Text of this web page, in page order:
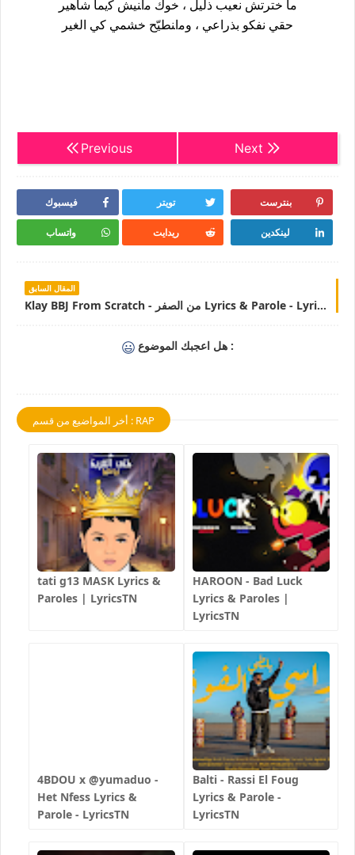
ﻣﺎ ﺧﺘﺮﺗﺶ ﻧﻌﻴﺐ ﺫﻟﻴﻞ ، ﺧﻮﻙ ﻣاﻨﻴﺶ ﻛيما ﺷﺎﻫﻴﺮ
ﺣﻘﻲ ﻧﻔﻜﻮ ﺑﺬﺭﺍﻋﻲ ، ﻭﻣاﻨﻄﻴّﺢ ﺧﺸﻤﻲ كي اﻟﻐﻴﺮ
Previous Next
فيسبوك تويتر بنترست
واتساب ريدايت لينكدين
المقال السابق
Klay BBJ From Scratch - من الصفر Lyrics & Parole - LyricsTN
هل اعجبك الموضوع :
أخر المواضيع من قسم : RAP
tati g13 MASK Lyrics &
Paroles | LyricsTN
HAROON - Bad Luck
Lyrics & Paroles |
LyricsTN
4BDOU x ‪@yumaduo‬ -
Het Nfess Lyrics &
Parole - LyricsTN
Balti - Rassi El Foug
Lyrics & Parole -
LyricsTN